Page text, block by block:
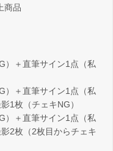
商品
）＋直筆サイン1点（私
）＋直筆サイン1点（私
1枚（チェキNG）
）＋直筆サイン1点（私
2枚（2枚目からチェキ